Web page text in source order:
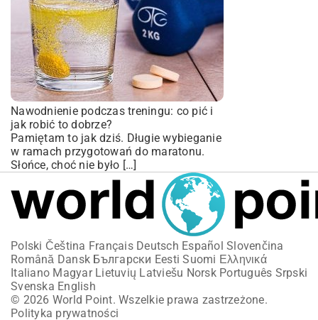
Nawodnienie podczas treningu: co pić i
jak robić to dobrze?
Pamiętam to jak dziś. Długie wybieganie
w ramach przygotowań do maratonu.
Słońce, choć nie było […]
Polski Čeština Français Deutsch Español Slovenčina
Română Dansk Български Eesti Suomi Ελληνικά
Italiano Magyar Lietuvių Latviešu Norsk Português Srpski
Svenska English
© 2026 World Point. Wszelkie prawa zastrzeżone.
Polityka prywatności